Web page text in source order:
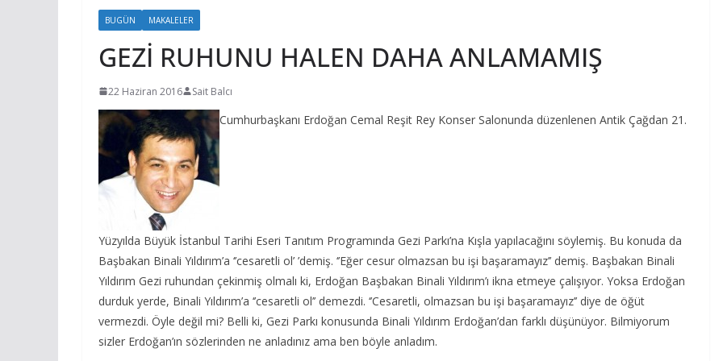
BUGÜN MAKALELER
GEZİ RUHUNU HALEN DAHA ANLAMAMIŞ
22 Haziran 2016 Sait Balcı
Cumhurbaşkanı Erdoğan Cemal Reşit Rey Konser Salonunda düzenlenen Antik Çağdan 21.
Yüzyılda Büyük İstanbul Tarihi Eseri Tanıtım Programında Gezi Parkı’na Kışla yapılacağını söylemiş. Bu konuda da
Başbakan Binali Yıldırım’a ‘’cesaretli ol’ ’demiş. ‘’Eğer cesur olmazsan bu işi başaramayız’’ demiş. Başbakan Binali
Yıldırım Gezi ruhundan çekinmiş olmalı ki, Erdoğan Başbakan Binali Yıldırım’ı ikna etmeye çalışıyor. Yoksa Erdoğan
durduk yerde, Binali Yıldırım’a ‘’cesaretli ol’’ demezdi. ‘’Cesaretli, olmazsan bu işi başaramayız’’ diye de öğüt
vermezdi. Öyle değil mi? Belli ki, Gezi Parkı konusunda Binali Yıldırım Erdoğan’dan farklı düşünüyor. Bilmiyorum
sizler Erdoğan’ın sözlerinden ne anladınız ama ben böyle anladım.